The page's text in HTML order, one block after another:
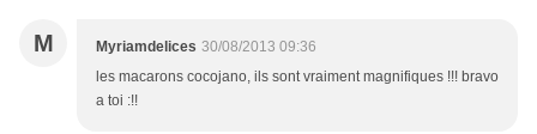
M Myriamdelices 30/08/2013 09:36
les macarons cocojano, ils sont vraiment magnifiques !!! bravo
a toi :!!